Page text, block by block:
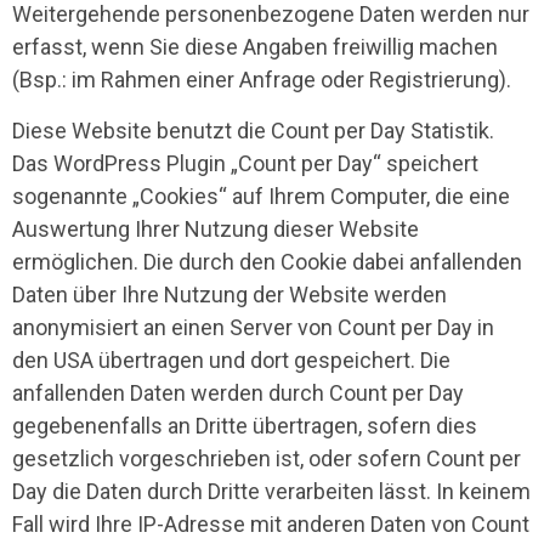
Weitergehende personenbezogene Daten werden nur
erfasst, wenn Sie diese Angaben freiwillig machen
(Bsp.: im Rahmen einer Anfrage oder Registrierung).
Diese Website benutzt die Count per Day Statistik.
Das WordPress Plugin „Count per Day“ speichert
sogenannte „Cookies“ auf Ihrem Computer, die eine
Auswertung Ihrer Nutzung dieser Website
ermöglichen. Die durch den Cookie dabei anfallenden
Daten über Ihre Nutzung der Website werden
anonymisiert an einen Server von Count per Day in
den USA übertragen und dort gespeichert. Die
anfallenden Daten werden durch Count per Day
gegebenenfalls an Dritte übertragen, sofern dies
gesetzlich vorgeschrieben ist, oder sofern Count per
Day die Daten durch Dritte verarbeiten lässt. In keinem
Fall wird Ihre IP-Adresse mit anderen Daten von Count